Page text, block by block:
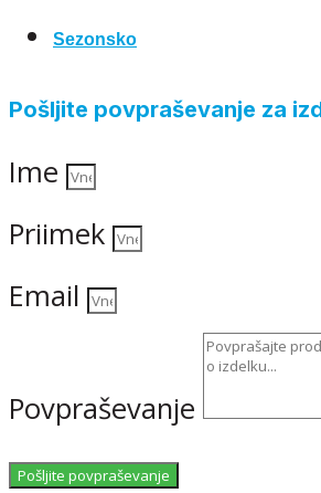
Sezonsko
Pošljite povpraševanje za
Ime
Priimek
Email
Povpraševanje
Pošljite povpraševanje